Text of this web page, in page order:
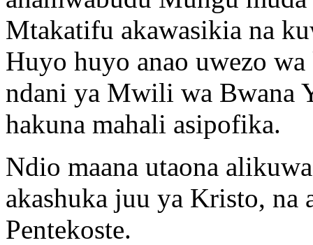
Mtakatifu akawasikia na
Huyo huyo anao uwezo
ndani ya Mwili wa Bwana
hakuna mahali asipofika.
Ndio maana utaona
akashuka juu ya Kristo,
Pentekoste.